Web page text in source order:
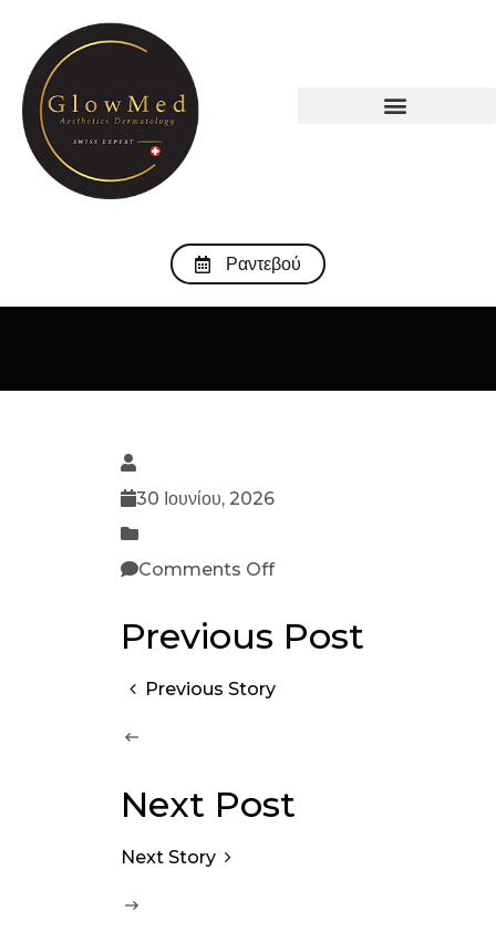
Ραντεβού
30 Ιουνίου, 2026
Comments Off
Previous Post
Previous Story
Next Post
Next Story